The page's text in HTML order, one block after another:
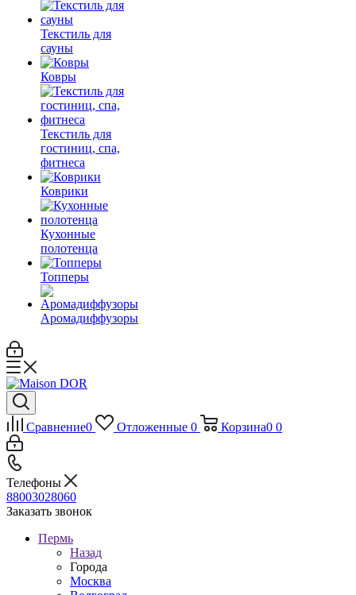
Текстиль для
сауны
Ковры
Текстиль для
гостиниц, спа,
фитнеса
Коврики
Кухонные
полотенца
Топперы
Аромадиффузоры
Сравнение0 Отложенные 0 Корзина0 0
Телефоны
88003028060
Заказать звонок
Пермь
Назад
Города
Москва